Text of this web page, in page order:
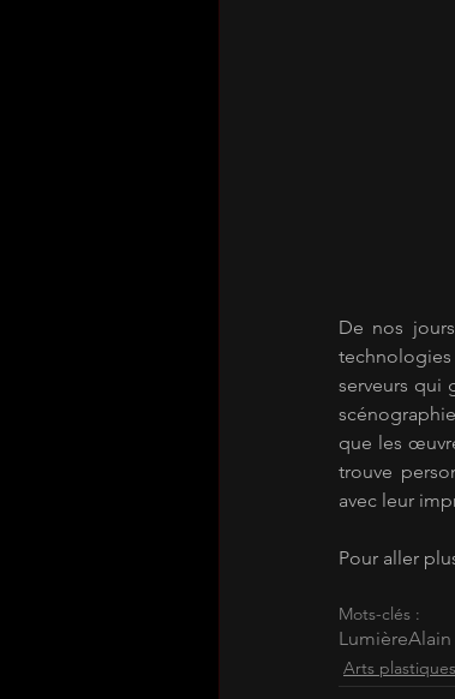
De nos
serveurs qui
que les
trouve
avec leur
Pour aller
Mots-clés :
Lumière
Arts plastiques